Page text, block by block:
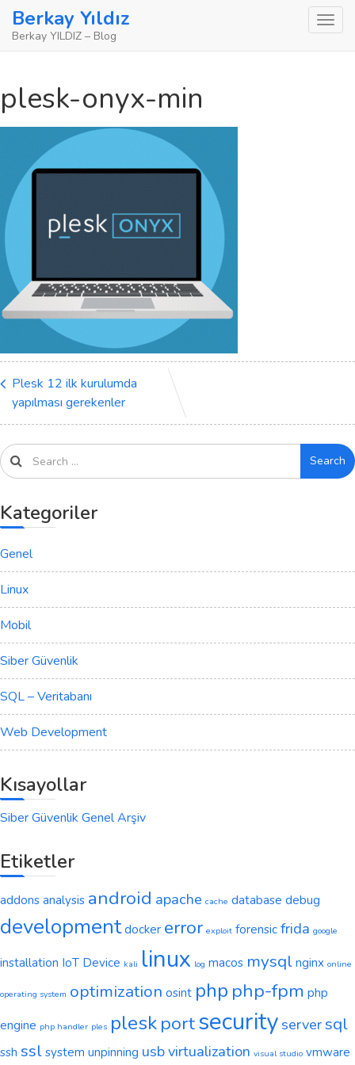
SkipBerkay Yıldız
Berkay YILDIZ – Blog
plesk-onyx-min
Plesk 12 ilk kurulumda
yapılması gerekenler
Search
Kategoriler
Genel
Linux
Mobil
Siber Güvenlik
SQL – Veritabanı
Web Development
Kısayollar
Siber Güvenlik Genel Arşiv
Etiketler
addons analysis android apache cache database debug
development docker error exploit forensic frida google
installation IoT Device kali linux log macos mysql nginx online
operating system optimization osint php php-fpm php
engine php handler ples pleskportsecurity serversql
ssh ssl system unpinning usbvirtualization visual studio vmware